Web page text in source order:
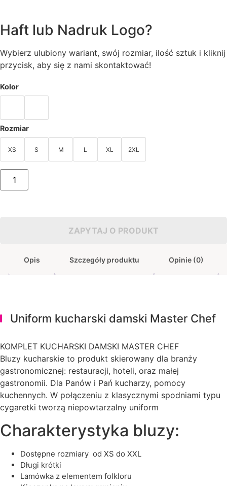
Haft lub Nadruk Logo?
Wybierz ulubiony wariant, swój rozmiar, ilość sztuk i kliknij
przycisk, aby się z nami skontaktować!
Kolor
Rozmiar
XS S M L XL 2XL
ilość
Uniform
kucharski
ZAPYTAJ O PRODUKT
Opis Szczegóły produktu Opinie (0)
Uniform kucharski damski Master Chef
KOMPLET KUCHARSKI DAMSKI MASTER CHEF
Bluzy kucharskie to produkt skierowany dla branży
gastronomicznej: restauracji, hoteli, oraz małej
gastronomii. Dla Panów i Pań kucharzy, pomocy
kuchennych. W połączeniu z klasycznymi spodniami typu
cygaretki tworzą niepowtarzalny uniform
Charakterystyka bluzy:
dostępne rozmiary od XS do XXL
długi krótki
lamówka z elementem folkloru